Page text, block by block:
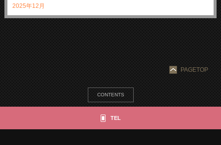
2025年12月
PAGETOP
CONTENTS
TEL